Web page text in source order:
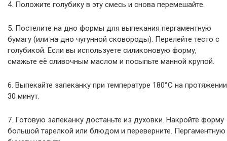
4. Положите голубику в эту смесь и снова перемешайте.
5. Постелите на дно формы для выпекания пергаментную
бумагу (или на дно чугунной сковороды). Перелейте тесто с
голубикой. Если вы используете силиконовую форму,
смажьте её сливочным маслом и посыпьте манной крупой.
6. Выпекайте запеканку при температуре 180°C на протяжении
30 минут.
7. Готовую запеканку достаньте из духовки. Накройте форму
большой тарелкой или блюдом и переверните. Пергаментную